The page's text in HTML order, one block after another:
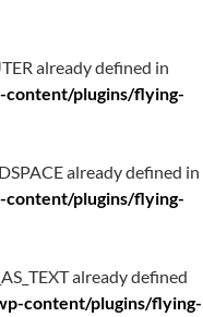
already defined in
plugins/flying-
already defined in
plugins/flying-
already defined
content/plugins/flying-